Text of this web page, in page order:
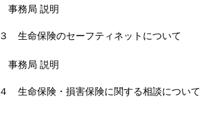
事務局 説明
３ 生命保険のセーフティネットについて
事務局 説明
４ 生命保険・損害保険に関する相談について